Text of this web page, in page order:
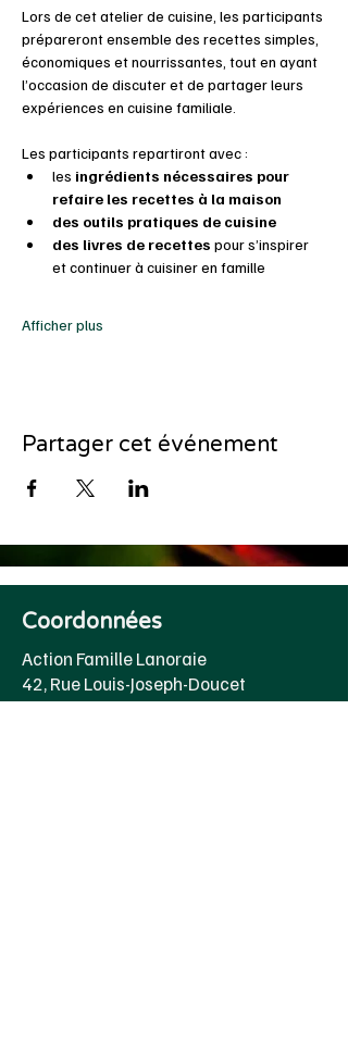
Lors de cet atelier de cuisine, les participants
prépareront ensemble des recettes simples,
économiques et nourrissantes, tout en ayant
l’occasion de discuter et de partager leurs
expériences en cuisine familiale.
Les participants repartiront avec :
les ingrédients nécessaires pour
refaire les recettes à la maison
des outils pratiques de cuisine
des livres de recettes pour s’inspirer
et continuer à cuisiner en famille
Afficher plus
Partager cet événement
Coordonnées
Action Famille Lanoraie
42, Rue Louis-Joseph-Doucet
Lanoraie, QC J0K 1E0